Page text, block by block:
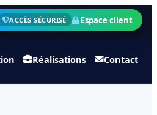
ACCÈS SÉCURISÉ Espace client
Réalisations Contact